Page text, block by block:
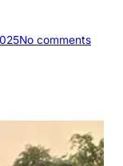
No commentso
म
ज